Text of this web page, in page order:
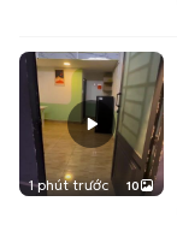
1 phút trước 10